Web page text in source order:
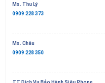
Ms. Thu Lý
0909 228 373
Ms. Châu
0909 228 350